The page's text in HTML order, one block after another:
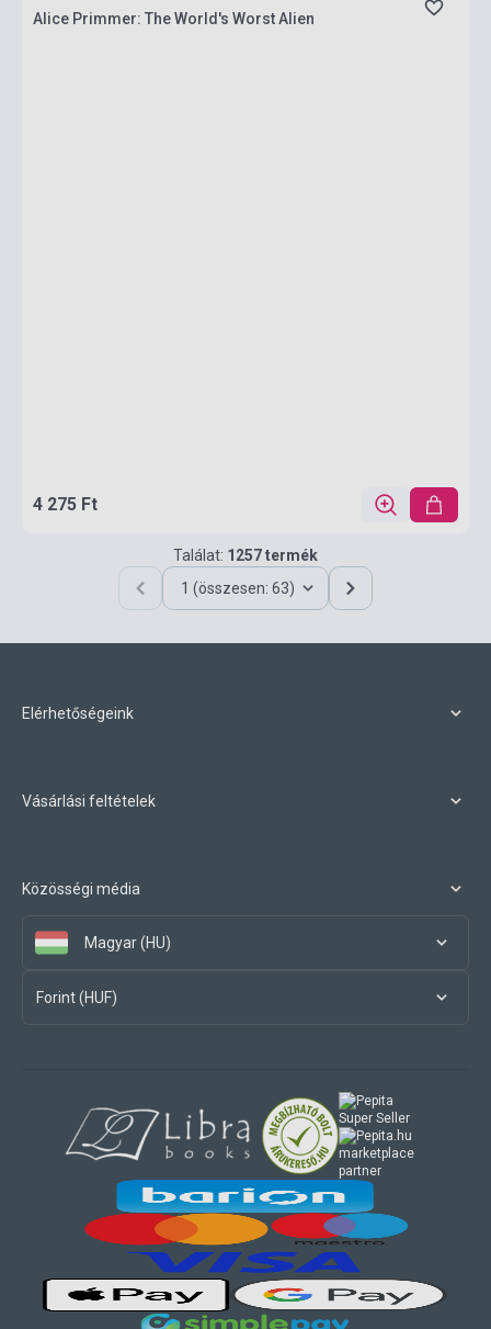
Alice Primmer: The World's Worst Alien
4 275 Ft
Találat: 1257 termék
1 (összesen: 63)
Elérhetőségeink
Vásárlási feltételek
Közösségi média
Magyar (HU)
Forint (HUF)
marketplace
partner